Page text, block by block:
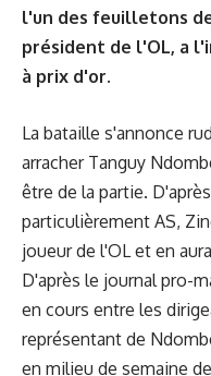
l'un des feuilletons
président de l'OL, a
à prix d'or.
La bataille s'annonce
arracher Tanguy
être de la partie.
particulièrement AS,
joueur de l'OL et en
D'après le journal pro-
en cours entre les
représentant de
en milieu de semaine